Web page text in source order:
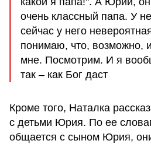
очень классный папа. У
сейчас у него
понимаю, что, возможно,
мне. Посмотрим. И я
так – как Бог даст
Кроме того, Наталка
с детьми Юрия. По ее
общается с сыном Юрия,